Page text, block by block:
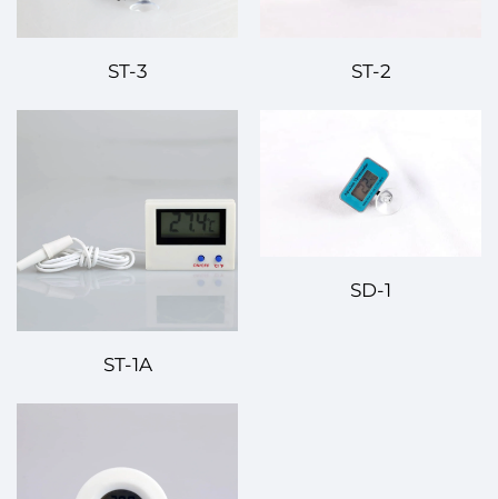
ST-3 ST-2
ST-1A
SD-1